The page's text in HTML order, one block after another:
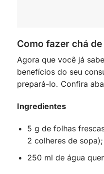
Como fazer chá
Agora que você já
benefícios do seu
prepará-lo. Confira
Ingredientes
5 g de folhas
2 colheres de sopa);
250 ml de água